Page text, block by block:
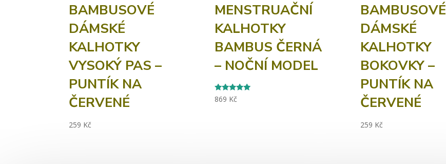
BAMBUSOVÉ
DÁMSKÉ
KALHOTKY
VYSOKÝ PAS –
PUNTÍK NA
ČERVENÉ
259 Kč
MENSTRUAČNÍ
KALHOTKY
BAMBUS ČERNÁ
– NOČNÍ MODEL
Rated
5.00
869 Kč
BAMBUSOVÉ
DÁMSKÉ
KALHOTKY
BOKOVKY –
PUNTÍK NA
ČERVENÉ
259 Kč